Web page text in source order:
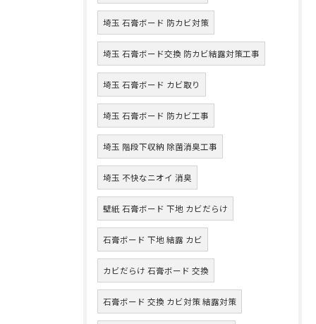
埼玉 石膏ボード 防カビ対策
埼玉 石膏ボード交換 防カビ結露対策工事
埼玉 石膏ボード カビ取り
埼玉 石膏ボード 防カビ工事
埼玉 階段下収納 除菌消臭工事
埼玉 不快なニオイ 消臭
壁紙 石膏ボード 下地 カビだらけ
石膏ボード 下地 結露 カビ
カビだらけ 石膏ボード 交換
石膏ボード 交換 カビ対策 結露対策